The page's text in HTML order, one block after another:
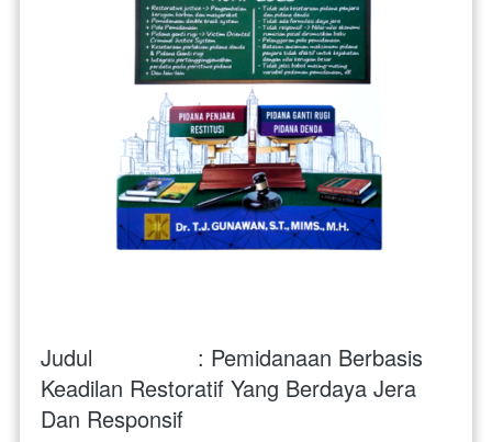
Judul                : Pemidanaan Berbasis
Keadilan Restoratif Yang Berdaya Jera
Dan Responsif